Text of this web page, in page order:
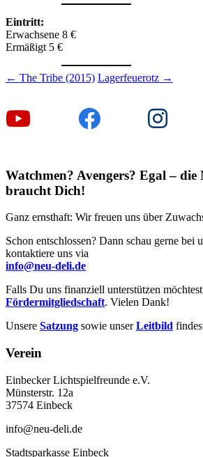
Eintritt:
Erwachsene 8 €
Ermäßigt 5 €
Beitragsnavigation
← The Tribe (2015) Lagerfeuerotz →
Watchmen? Avengers? Egal –
braucht Dich!
Ganz ernsthaft: Wir freuen uns über
Schon entschlossen? Dann schau gerne bei
kontaktiere uns via
info@neu-deli.de
Falls Du uns finanziell unterstützen
Fördermitgliedschaft. Vielen Dank!
Unsere Satzung sowie unserLeitbild
Verein
Einbecker Lichtspielfreunde e.V.
Münsterstr. 12a
37574 Einbeck
info@neu-deli.de
Stadtsparkasse Einbeck